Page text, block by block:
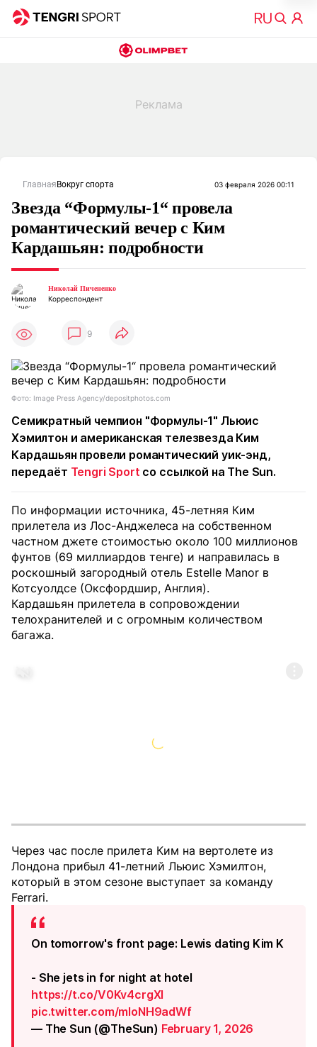
Главная Вокруг спорта 03 февраля 2026 00:11
Звезда “Формулы-1“ провела
романтический вечер с Ким
Кардашьян: подробности
Николай Пичененко
Корреспондент
9
Фото: Image Press Agency/depositphotos.com
Семикратный чемпион "Формулы-1" Льюис
Хэмилтон и американская телезвезда Ким
Кардашьян провели романтический уик-энд,
передаёт Tengri Sport со ссылкой на The Sun.
По информации источника, 45-летняя Ким
прилетела из Лос-Анджелеса на собственном
частном джете стоимостью около 100 миллионов
фунтов (69 миллиардов тенге) и направилась в
роскошный загородный отель Estelle Manor в
Котсуолдсе (Оксфордшир, Англия).
Кардашьян прилетела в сопровождении
телохранителей и с огромным количеством
багажа.
Через час после прилета Ким на вертолете из
Лондона прибыл 41-летний Льюис Хэмилтон,
который в этом сезоне выступает за команду
Ferrari.
On tomorrow's front page: Lewis dating Kim K
- She jets in for night at hotel
https://t.co/V0Kv4crgXI
pic.twitter.com/mIoNH9adWf
— The Sun (@TheSun) February 1, 2026